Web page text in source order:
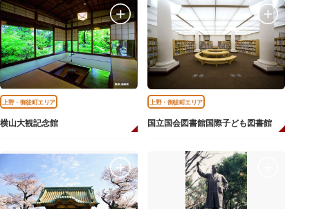
上野・御徒町エリア
横山大観記念館
上野・御徒町エリア
国立国会図書館国際子ども図書館